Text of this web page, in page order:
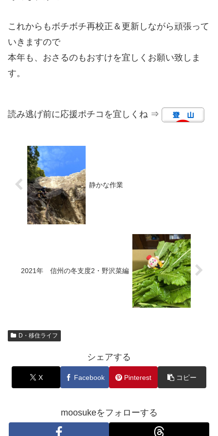
これからもボチボチ再校正＆更新しながら頑張って
いきますので
本年も、おさるのもおすけを宜しくお願い致しま
す。
読み逃げ前に応援ポチコを宜しくね ⇒
静かな作業
2021年 信州の冬支度2・野沢菜編
D・移住ライフ
シェアする
X Facebook Pinterest コピー
moosukeをフォローする